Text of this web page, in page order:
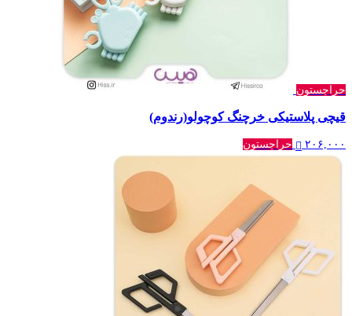
حراجستون
قیچی پلاستیکی خرچنگ کوچولو(رندوم)
۲۰۶,۰۰۰ حراجستون